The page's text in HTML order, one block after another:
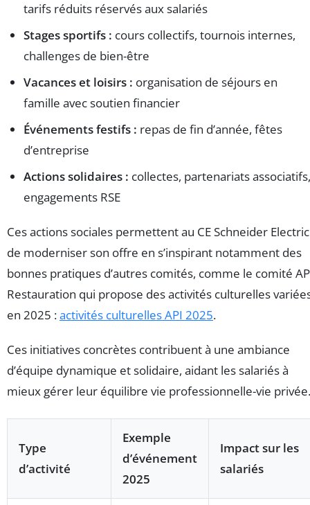
tarifs réduits réservés aux salariés
Stages sportifs : cours collectifs, tournois internes,
challenges de bien-être
Vacances et loisirs : organisation de séjours en
famille avec soutien financier
Événements festifs : repas de fin d’année, fêtes
d’entreprise
Actions solidaires : collectes, partenariats associatifs,
engagements RSE
Ces actions sociales permettent au CE Schneider Electric
de moderniser son offre en s’inspirant notamment des
bonnes pratiques d’autres comités, comme le comité
Restauration qui propose des activités culturelles
en 2025 :activités culturelles API 2025.
Ces initiatives concrètes contribuent à une ambiance
d’équipe dynamique et solidaire, aidant les salariés à
mieux gérer leur équilibre vie professionnelle-vie privée.
Type
d’activité
Exemple
d’événement
2025
Impact sur les
salariés